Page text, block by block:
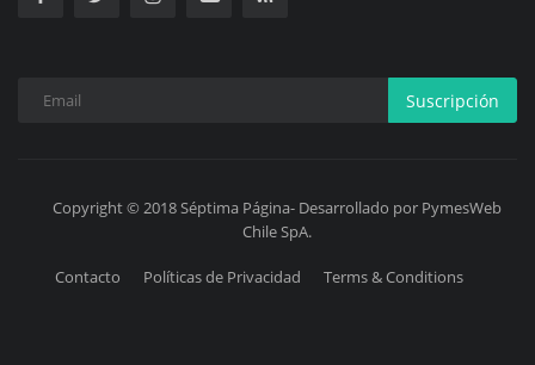
Suscripción
Copyright © 2018 Séptima Página- Desarrollado por PymesWeb
Chile SpA.
Contacto Políticas de Privacidad Terms & Conditions